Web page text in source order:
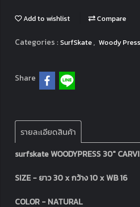
Add to wishlist Compare
Categories : SurfSkate, Woody Press
Share
รายละเอียดสินค้า
surfskate​ WOODY​PRESS​ 30"
SIZE - ยาว 30 x กว้าง 10 x WB 16
COLOR - NATURAL